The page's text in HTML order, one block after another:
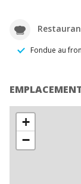
Fondue au
+
−